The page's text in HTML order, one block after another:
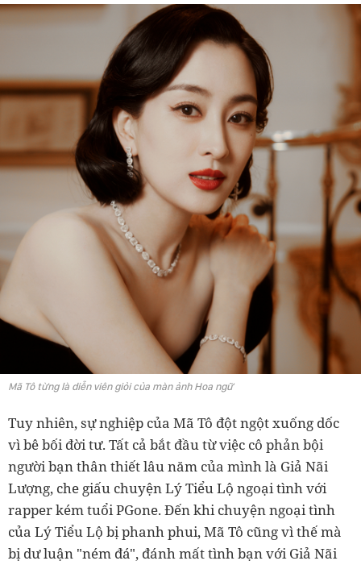
Mã Tô từng là diễn viên giỏi của màn ảnh Hoa ngữ
Tuy nhiên, sự nghiệp của Mã Tô đột ngột xuống dốc
vì bê bối đời tư. Tất cả bắt đầu từ việc cô phản bội
người bạn thân thiết lâu năm của mình là Giả Nãi
Lượng, che giấu chuyện Lý Tiểu Lộ ngoại tình với
rapper kém tuổi PGone. Đến khi chuyện ngoại tình
của Lý Tiểu Lộ bị phanh phui, Mã Tô cũng vì thế mà
bị dư luận "ném đá", đánh mất tình bạn với Giả Nãi